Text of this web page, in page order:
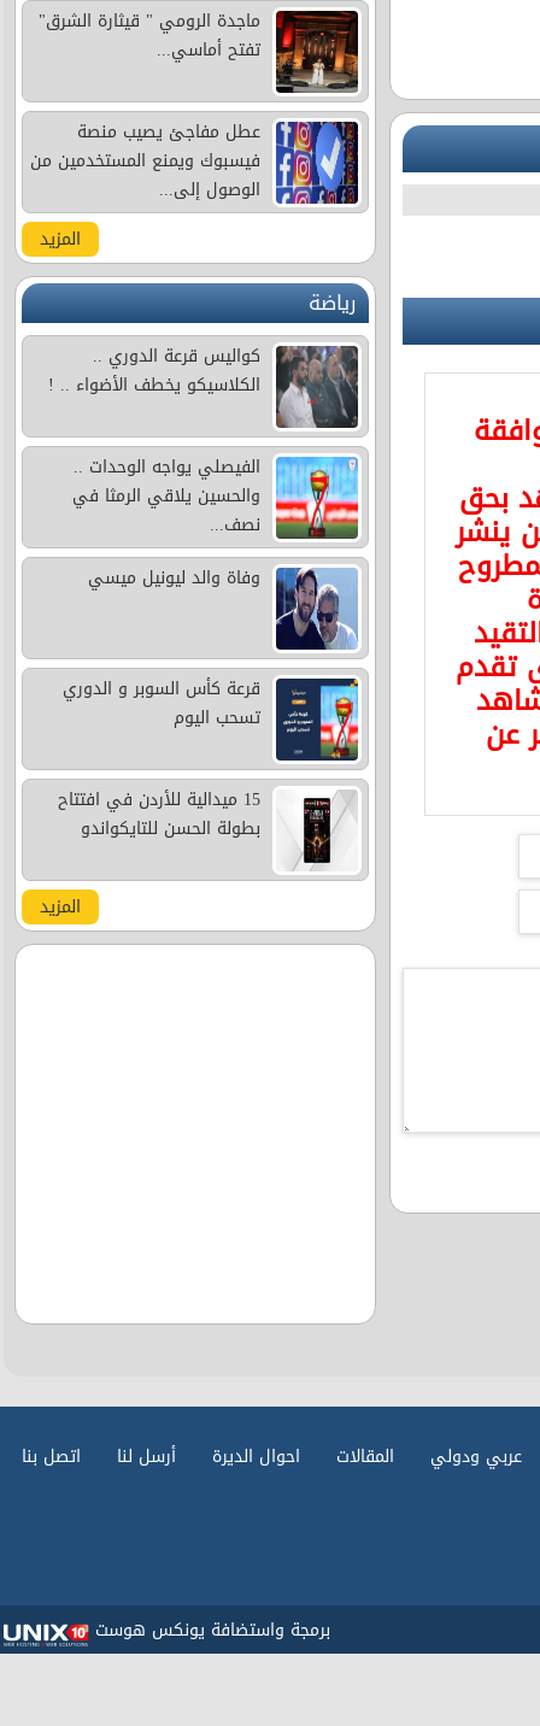
بحق
ينشر
تقدم
عن
ماجدة الرومي " قيثارة الشرق"
تفتح أماسي...
عطل مفاجئ يصيب منصة
فيسبوك ويمنع المستخدمين من
الوصول إلى...
المزيد
رياضة
كواليس قرعة الدوري ..
الكلاسيكو يخطف الأضواء .. !
الفيصلي يواجه الوحدات ..
والحسين يلاقي الرمثا في
نصف...
وفاة والد ليونيل ميسي
قرعة كأس السوبر و الدوري
تسحب اليوم
15 ميدالية للأردن في افتتاح
بطولة الحسن للتايكواندو
المزيد
عربي ودولي المقالات احوال الديرة أرسل لنا اتصل بنا
برمجة واستضافة يونكس هوست